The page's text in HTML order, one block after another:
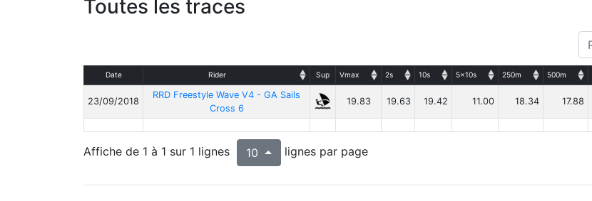
Toutes les traces
Date Rider Sup Vmax 2s 10s 5x10s 250m 500m
23/09/2018
RRD Freestyle Wave V4 - GA Sails
Cross 6
19.83 19.63 19.42 11.00 18.34 17.88
Affiche de 1 à 1 sur 1 lignes 10 lignes par page